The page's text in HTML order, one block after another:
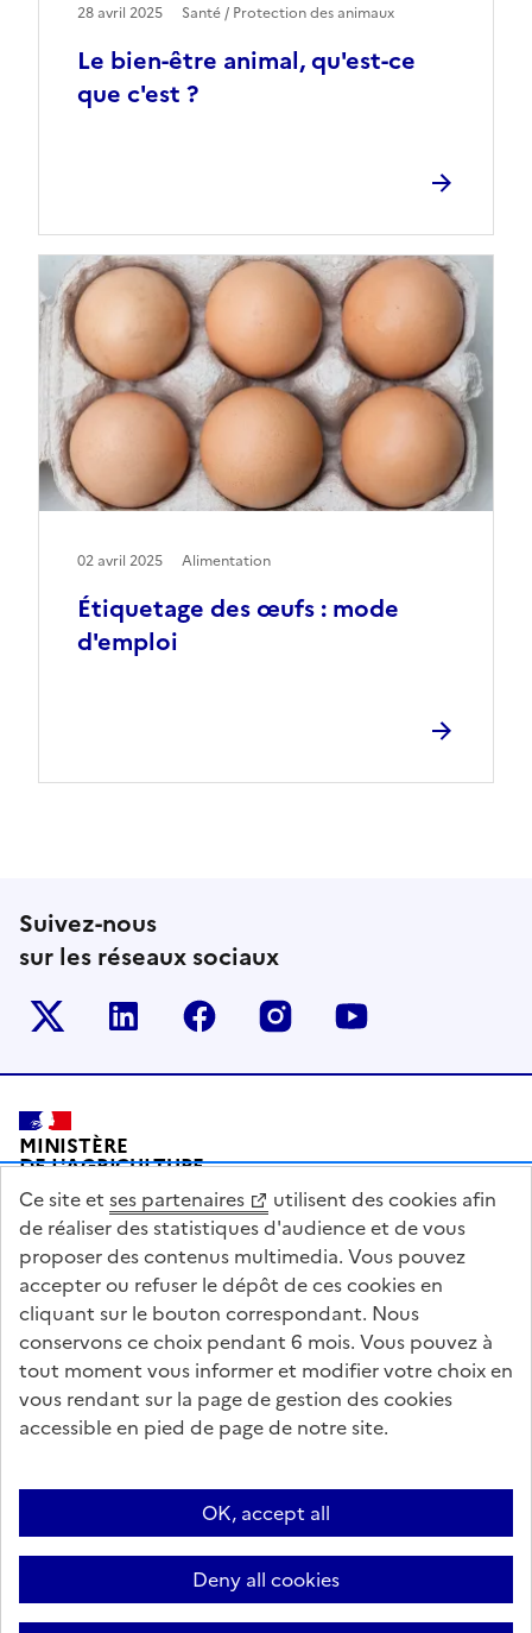
Le bien-être animal, qu'est-ce
que c'est ?
28 avril 2025 Santé / Protection des animaux
Étiquetage des œufs : mode
d'emploi
02 avril 2025 Alimentation
Suivez-nous
sur les réseaux sociaux
Le ministère sur Twitter
Le ministère sur LinkedIn
Le ministère sur Facebook
Le ministère sur
Pied de page
MINISTÈRE
DE L'AGRICULTURE
DE L'AGRO-ALIMENTAIRE
ET DE LA SOUVERAINETÉ
ALIMENTAIRE
legifrance.gouv.fr
info.gouv.fr
service-public.gouv.fr
data.gouv.fr
Questions fréquentes / Contacts
Informations publiques
Mentions légales
Archives presse English contents
Cookies
Paramètres d'affichage
Ce site et ses partenaires
utilisent des cookies afin
de réaliser des statistiques d'audience et de vous
proposer des contenus multimedia. Vous pouvez
accepter ou refuser le dépôt de ces cookies en
cliquant sur le bouton correspondant. Nous
conservons ce choix pendant 6 mois. Vous pouvez à
tout moment vous informer et modifier votre choix en
vous rendant sur la page de gestion des cookies
accessible en pied de page de notre site.
OK, accept all
Deny all cookies